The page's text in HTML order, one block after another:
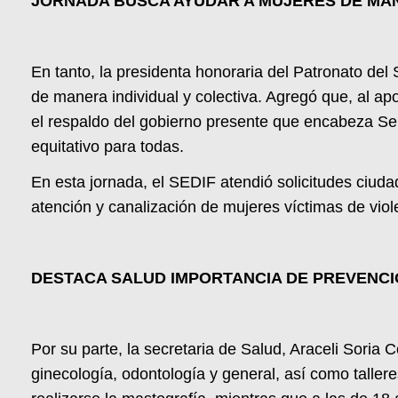
En tanto, la presidenta honoraria del Patronato
de manera individual y colectiva. Agregó que, al
el respaldo del gobierno presente que encabeza
equitativo para todas.
En esta jornada, el SEDIF atendió solicitudes
atención y canalización de mujeres víctimas de
DESTACA SALUD IMPORTANCIA DE
Por su parte, la secretaria de Salud, Araceli Soria
ginecología, odontología y general, así como